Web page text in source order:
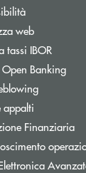
web
tassi IBORApre
Open Banking
Apre una
appalti
Finanziaria